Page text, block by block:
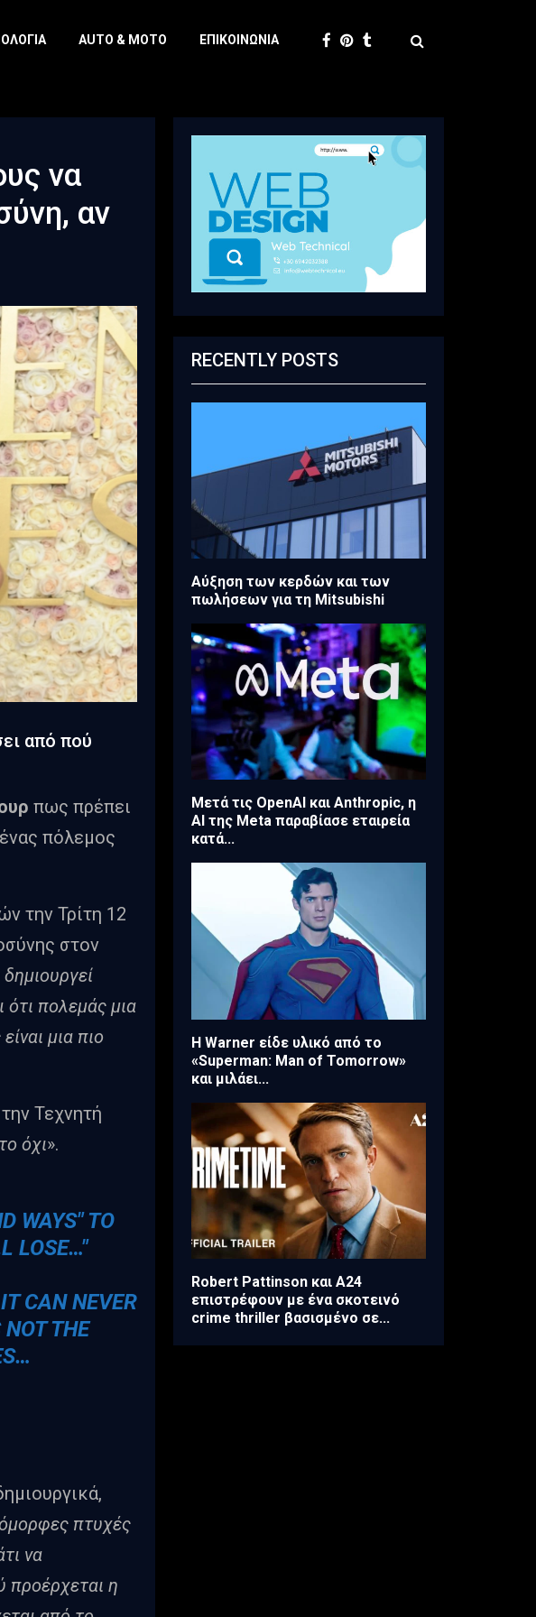
AUTO & MOTO ΕΠΙΚΟΙΝΩΝΊΑ
να
αν
από πού
πως πρέπει
πόλεμος
την Τρίτη 12
στον
ότι πολεμάς μια
μια πιο
Τεχνητή
όχι».
WAYS" TO
LOSE…"
CAN NEVER
THE
πτυχές
να
προέρχεται η
RECENTLY POSTS
Aύξηση των κερδών και των
πωλήσεων για τη Mitsubishi
Μετά τις OpenAI και Anthropic, η
AI της Meta παραβίασε εταιρεία
κατά...
Η Warner είδε υλικό από το
«Superman: Man of Tomorrow»
και μιλάει...
Robert Pattinson και A24
επιστρέφουν με ένα σκοτεινό
crime thriller βασισμένο σε...